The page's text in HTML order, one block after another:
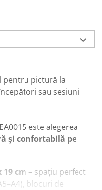
pentru pictură la
sau sesiuni
este alegerea
și confortabilă pe
19 cm – spațiu perfect
blocuri de